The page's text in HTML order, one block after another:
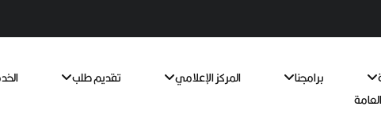
برامجنا المركز الإعلامي تقديم طلب